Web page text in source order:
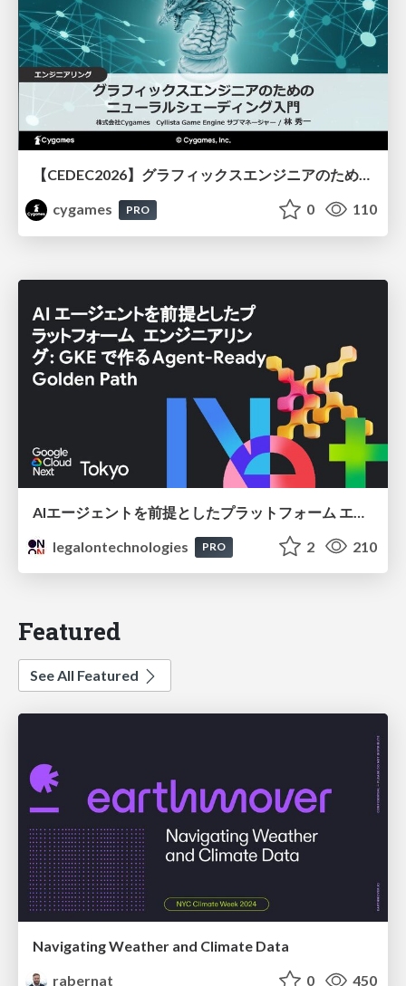
【CEDEC2026】グラフィックスエンジニアのためのニューラルシェーディング入門
cygames
PRO 0 110
legalontechnologies
PRO 2 210
Featured
See All Featured
Navigating Weather and Climate Data
rabernat
0 450